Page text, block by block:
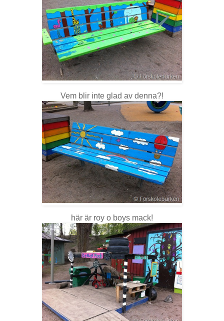
Vem blir inte glad av denna?!
här är roy o boys mack!